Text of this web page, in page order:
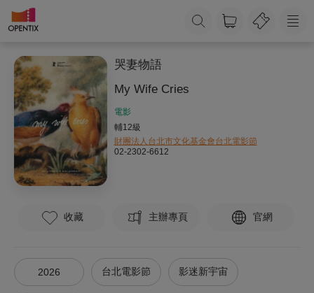
哭妻物語
My Wife Cries
電影
輔12級
財團法人台北市文化基金會台北電影節
02-2302-6612
收藏 主辦專頁 官網
2026 台北電影節 影迷新宇宙